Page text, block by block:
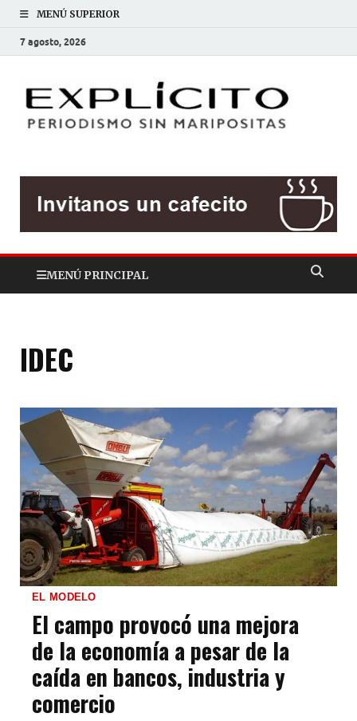
MENÚ SUPERIOR
7 agosto, 2026
MENÚ PRINCIPAL
IDEC
EL MODELO
El campo provocó una mejora
de la economía a pesar de la
caída en bancos, industria y
comercio